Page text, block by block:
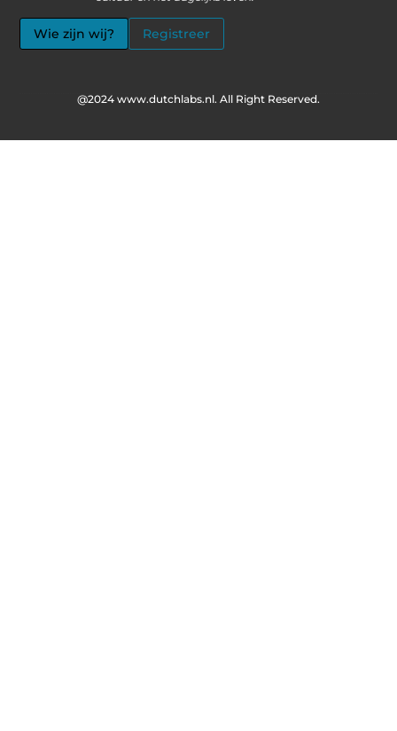
Wie zijn wij? Registreer
@2024 www.dutchlabs.nl. All Right Reserved.